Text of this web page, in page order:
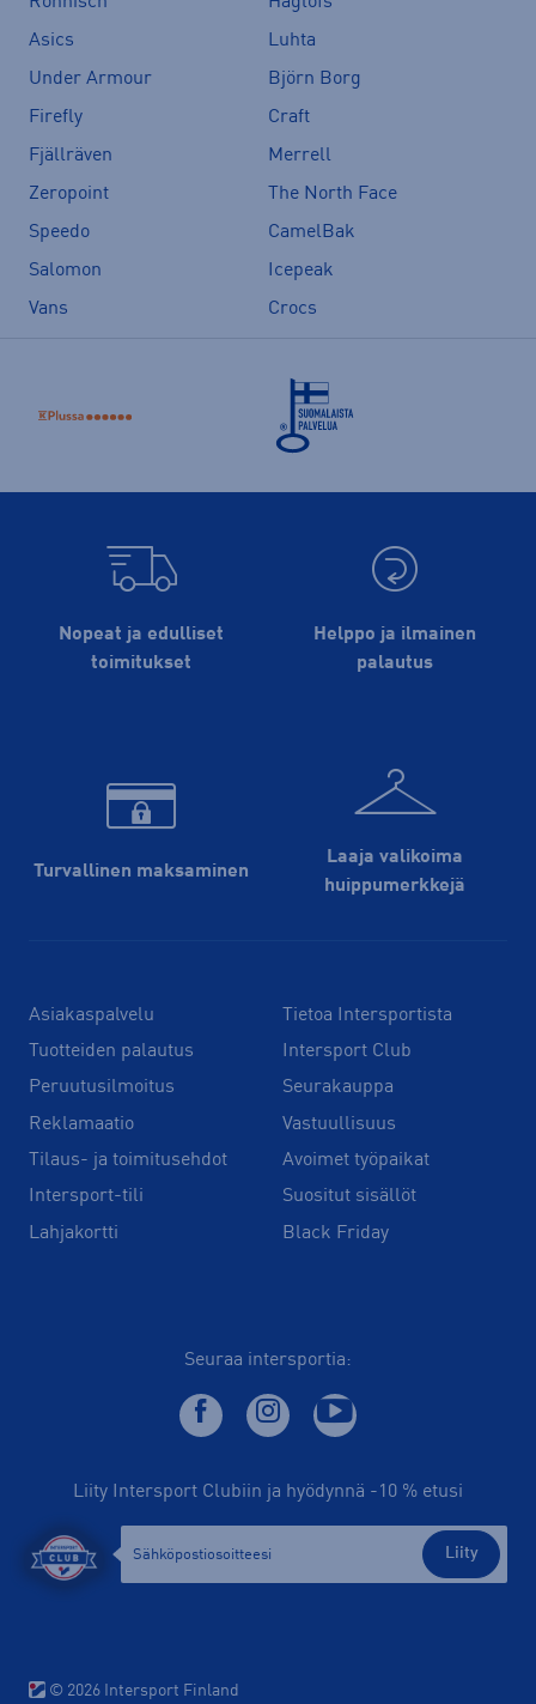
Asics
Luhta
Under Armour
Björn Borg
Firefly
Craft
Fjällräven
Merrell
Zeropoint
The North Face
Speedo
CamelBak
Salomon
Icepeak
Vans
Crocs
Nopeat ja edulliset
toimitukset
Helppo ja ilmainen
palautus
Turvallinen maksaminen
Laaja valikoima
huippu­merkkejä
Asiakaspalvelu
Tuotteiden palautus
Peruutusilmoitus
Reklamaatio
Tilaus- ja toimitusehdot
Intersport-tili
Lahjakortti
Tietoa Intersportista
Intersport Club
Seurakauppa
Vastuullisuus
Avoimet työpaikat
Suositut sisällöt
Black Friday
Seuraa intersportia:
Liity Intersport Clubiin ja hyödynnä -10 % etusi
Liity
© 2026 Intersport Finland